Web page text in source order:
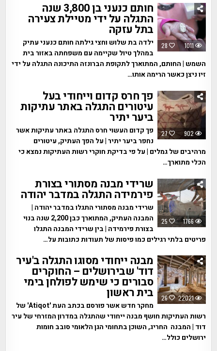
28 1011
חותם כנעני בן 3,800 שנה
התגלה על ידי מטיילת צעירה
בתל עזקה
ילדה בת שלוש וחצי גילתה חותם כנעני עתיק
במהלך טיול שקיימה עם משפחתה באזור בית
השמש | החותם, המתוארך לתקופת הברונזה התיכונה התגלה על ידי
זיו ניצן כאשר הרימה אותו…
27 902
פך חרס קדום וייחודי בעל
עיטורים התגלה באתר עתיקות
ביער יתיר
פך קדום העשוי חרס התגלה באתר עתיקות אשר
נחפר ביער יתיר | על הפך העתיק, עיטורים
מרהיבים של גמלים | על פי בדיקת חוקרי רשות העתיקות נמצא כי
הכלי מתוארך…
25 1766
שרידי מבנה מסתורי בצורת
פירמידה התגלה במדבר יהודה
שרידי מבנה מסתורי התגלו במדבר יהודה |
המבנה העתיק, המתוארך כבן 2,200 שנה בנוי
בצורת פירמידה | בין שרידי המבנה התגלו
פריטים בלתי רגילים כמו פיסות של תעודות כתובות על…
26 22021
מבנה ייחודי מסוגו התגלה ב'עיר
דוד' שבירושלים – החוקרים
סבורים כי שימש לפולחן בימי
בית ראשון
מחקר חדש אשר פורסם בכתב העת 'Atiqot' של
רשות העתיקות חושף מבנה ייחודי שהתגלה במדרון המזרחי של עיר
דוד | המבנה החריג, השוכן בתחומי הגן הלאומי סובב חומות
ירושלים כולל…